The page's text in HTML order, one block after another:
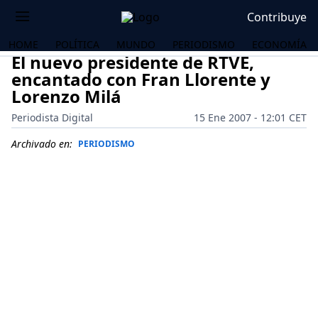
Contribuye
HOME POLÍTICA MUNDO PERIODISMO ECONOMÍA
El nuevo presidente de RTVE,
encantado con Fran Llorente y
Lorenzo Milá
Periodista Digital
15 Ene 2007 - 12:01 CET
Archivado en: PERIODISMO